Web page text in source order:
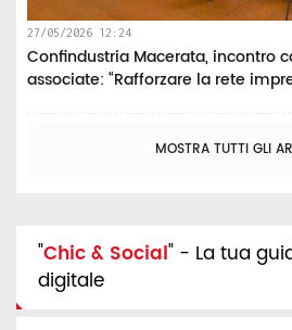
27/05/2026 12:24
Confindustria Macerata, incontro
associate: “Rafforzare la rete
MOSTRA TUTTI GLI
"Chic & Social" - La tua
digitale